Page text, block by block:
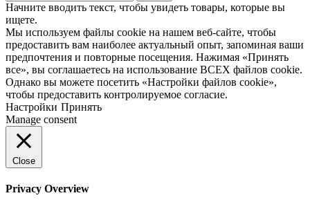
Начните вводить текст, чтобы увидеть товары, которые вы
ищете.
Мы используем файлы cookie на нашем веб-сайте, чтобы
предоставить вам наиболее актуальный опыт, запоминая ваши
предпочтения и повторные посещения. Нажимая «Принять
все», вы соглашаетесь на использование ВСЕХ файлов cookie.
Однако вы можете посетить «Настройки файлов cookie»,
чтобы предоставить контролируемое согласие.
Настройки Принять
Manage consent
Close
Privacy Overview